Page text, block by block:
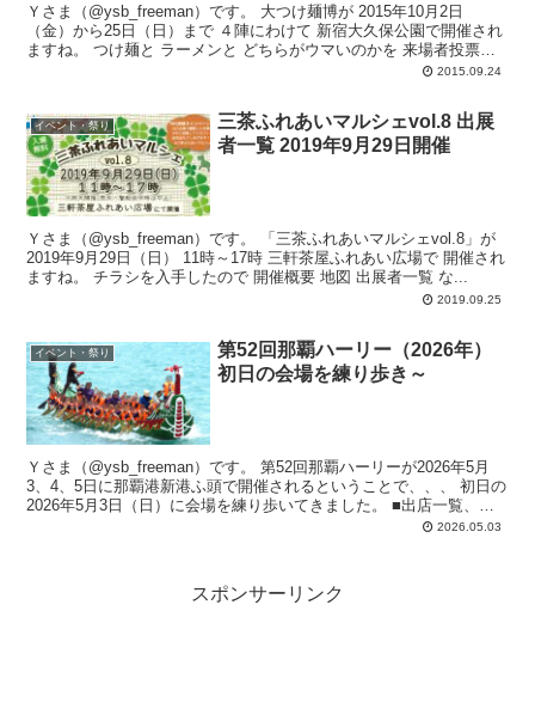
Ｙさま（@ysb_freeman）です。 大つけ麺博が 2015年10月2日
（金）から25日（日）まで ４陣にわけて 新宿大久保公園で開催され
ますね。 つけ麺と ラーメンと どちらがウマいのかを 来場者投票
2015.09.24
イベント・祭り
三茶ふれあいマルシェvol.8 出展
者一覧 2019年9月29日開催
Ｙさま（@ysb_freeman）です。 「三茶ふれあいマルシェvol.8」が
2019年9月29日（日） 11時～17時 三軒茶屋ふれあい広場で 開催され
ますね。 チラシを入手したので 開催概要 地図 出展者一覧 な...
2019.09.25
イベント・祭り
第52回那覇ハーリー（2026年）
初日の会場を練り歩き～
Ｙさま（@ysb_freeman）です。 第52回那覇ハーリーが2026年5月
3、4、5日に那覇港新港ふ頭で開催されるということで、、、 初日の
2026年5月3日（日）に会場を練り歩いてきました。 ■出店一覧、
2026.05.03
スポンサーリンク